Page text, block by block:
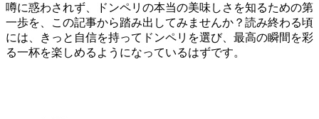
噂に惑わされず、ドンペリの本当の美味しさを知るための第
一歩を、この記事から踏み出してみませんか？読み終わる頃
には、きっと自信を持ってドンペリを選び、最高の瞬間を彩
る一杯を楽しめるようになっているはずです。